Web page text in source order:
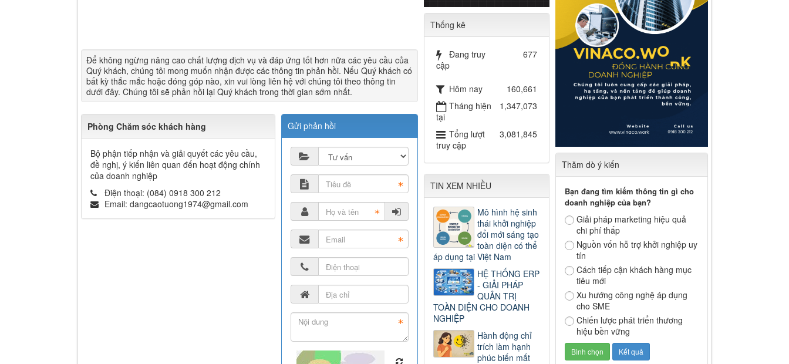
Để không ngừng nâng cao chất lượng dịch vụ và đáp ứng tốt hơn nữa các yêu cầu của
Quý khách, chúng tôi mong muốn nhận được các thông tin phản hồi. Nếu Quý khách có
bất kỳ thắc mắc hoặc đóng góp nào, xin vui lòng liên hệ với chúng tôi theo thông tin
dưới đây. Chúng tôi sẽ phản hồi lại Quý khách trong thời gian sớm nhất.
Phòng Chăm sóc khách hàng
Bộ phận tiếp nhận và giải quyết các yêu cầu,
đề nghị, ý kiến liên quan đến hoạt động chính
của doanh nghiệp
Điện thoại: (084) 0918 300 212
Email: dangcaotuong1974@gmail.com
Gửi phản hồi
Thăm dò ý kiến
Bạn đang tìm kiếm thông tin gì cho
doanh nghiệp của bạn?
Giải pháp marketing hiệu quả
chi phí thấp
Nguồn vốn hỗ trợ khởi nghiệp uy
tín
Cách tiếp cận khách hàng mục
tiêu mới
Xu hướng công nghệ áp dụng
cho SME
Chiến lược phát triển thương
hiệu bền vững
Thống kê
Đang truy
cập
677
Hôm nay
160,661
Tháng hiện
tại
1,347,073
Tổng lượt
truy cập
3,081,845
TIN XEM NHIỀU
Mô hình hệ sinh
thái khởi nghiệp
đổi mới sáng tạo
toàn diện có thể
áp dụng tại Việt Nam
HỆ THỐNG ERP
- GIẢI PHÁP
QUẢN TRỊ
TOÀN DIỆN CHO DOANH
NGHIỆP
Hành động chỉ
trích làm hạnh
phúc biến mất